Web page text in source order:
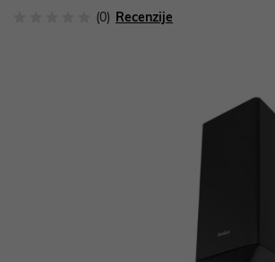
(0) Recenzije